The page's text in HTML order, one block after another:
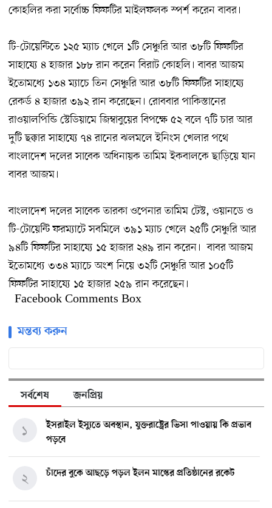
কোহলির করা সর্বোচ্চ ফিফটির মাইলফলক স্পর্শ করেন বাবর।
টি-টোয়েন্টিতে ১২৫ ম্যাচ খেলে ১টি সেঞ্চুরি আর ৩৮টি ফিফটির
সাহায্যে ৪ হাজার ১৮৮ রান করেন বিরাট কোহলি। বাবর আজম
ইতোমধ্যে ১৩৪ ম্যাচে তিন সেঞ্চুরি আর ৩৮টি ফিফটির সাহায্যে
রেকর্ড ৪ হাজার ৩৯২ রান করেছেন। রোববার পাকিস্তানের
রাওয়ালপিন্ডি স্টেডিয়ামে জিম্বাবুয়ের বিপক্ষে ৫২ বলে ৭টি চার আর
দুটি ছক্কার সাহায্যে ৭৪ রানের ঝলমলে ইনিংস খেলার পথে
বাংলাদেশ দলের সাবেক অধিনায়ক তামিম ইকবালকে ছাড়িয়ে যান
বাবর আজম।
বাংলাদেশ দলের সাবেক তারকা ওপেনার তামিম টেস্ট, ওয়ানডে ও
টি-টোয়েন্টি ফরম্যাটে সবমিলে ৩৯১ ম্যাচ খেলে ২৫টি সেঞ্চুরি আর
৯৪টি ফিফটির সাহায্যে ১৫ হাজার ২৪৯ রান করেন। বাবর আজম
ইতোমধ্যে ৩৩৪ ম্যাচে অংশ নিয়ে ৩২টি সেঞ্চুরি আর ১০৫টি
ফিফটির সাহায্যে ১৫ হাজার ২৫৯ রান করেছেন।
Facebook Comments Box
মন্তব্য করুন
সর্বশেষ জনপ্রিয়
ইসরাইল ইস্যুতে অবস্থান, যুক্তরাষ্ট্রের ভিসা পাওয়ায় কি প্রভাব
পড়বে
১
চাঁদের বুকে আছড়ে পড়ল ইলন মাস্কের প্রতিষ্ঠানের রকেট
২